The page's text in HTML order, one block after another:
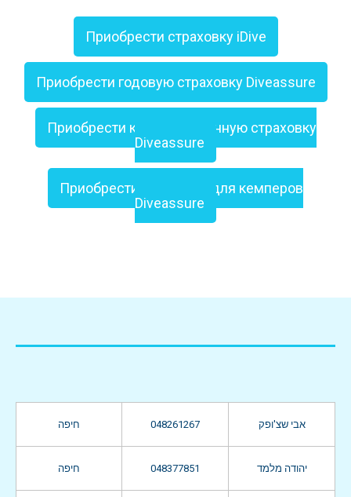
Приобрести страховку iDive
Приобрести годовую страховку Diveassure
Приобрести кратковременную страховку
Diveassure
Приобрести страховку для кемперов
Diveassure
חיפה 048261267 אבי שצ'ופק
חיפה 048377851 יהודה מלמד